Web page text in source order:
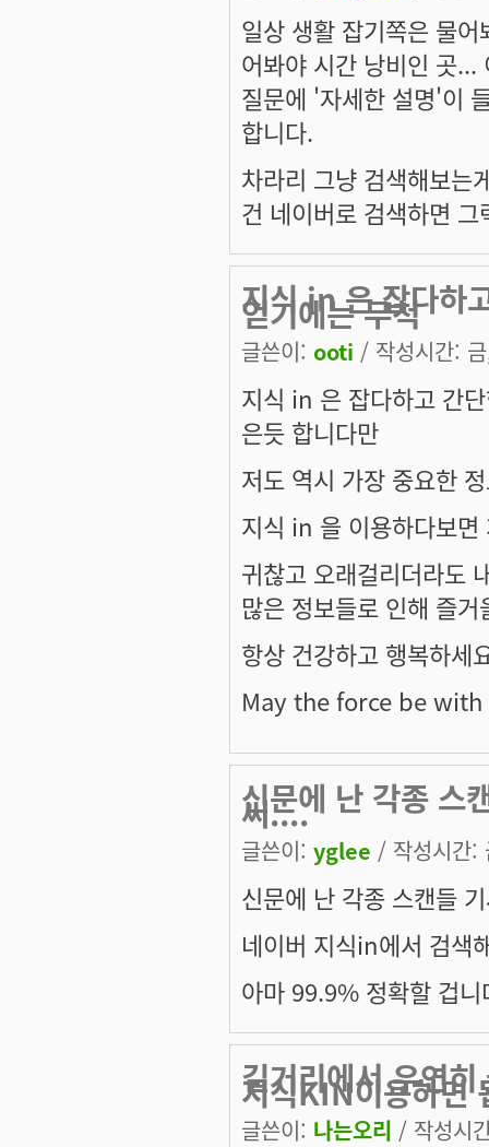
일상 생활 잡기쪽은 물
어봐야 시간 낭비인 곳...
질문에 '자세한 설명'이
합니다.
차라리 그냥 검색해보는
건 네이버로 검색하면
지식 in 은 잡다하
얻기에는 무척
글쓴이: ooti / 작성시간:
지식 in 은 잡다하고 간
은듯 합니다만
저도 역시 가장 중요한
지식 in 을 이용하다보면
귀찮고 오래걸리더라도
많은 정보들로 인해 즐
항상 건강하고 행복하세
May the force be
신문에 난 각종 스
씨....
글쓴이: yglee / 작성시간
신문에 난 각종 스캔들
네이버 지식in에서 검색
아마 99.9% 정확할 겁니
길거리에서 우연
지식KIN이용하면
글쓴이: 나는오리 / 작성시